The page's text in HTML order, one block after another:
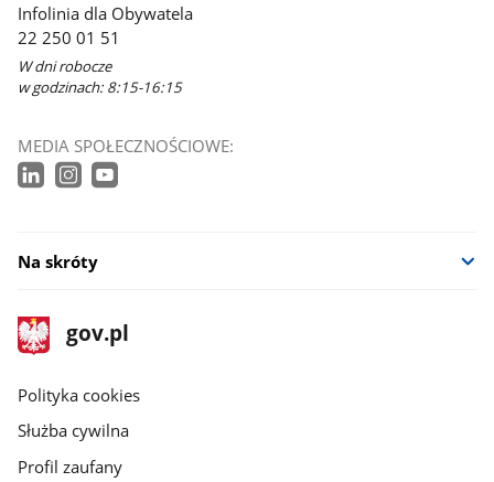
Infolinia dla Obywatela
22 250 01 51
W dni robocze
w godzinach: 8:15-16:15
MEDIA SPOŁECZNOŚCIOWE:
Na skróty
stopka
gov.pl
Strona
gov.pl
gov.pl
Polityka cookies
Służba cywilna
Profil zaufany